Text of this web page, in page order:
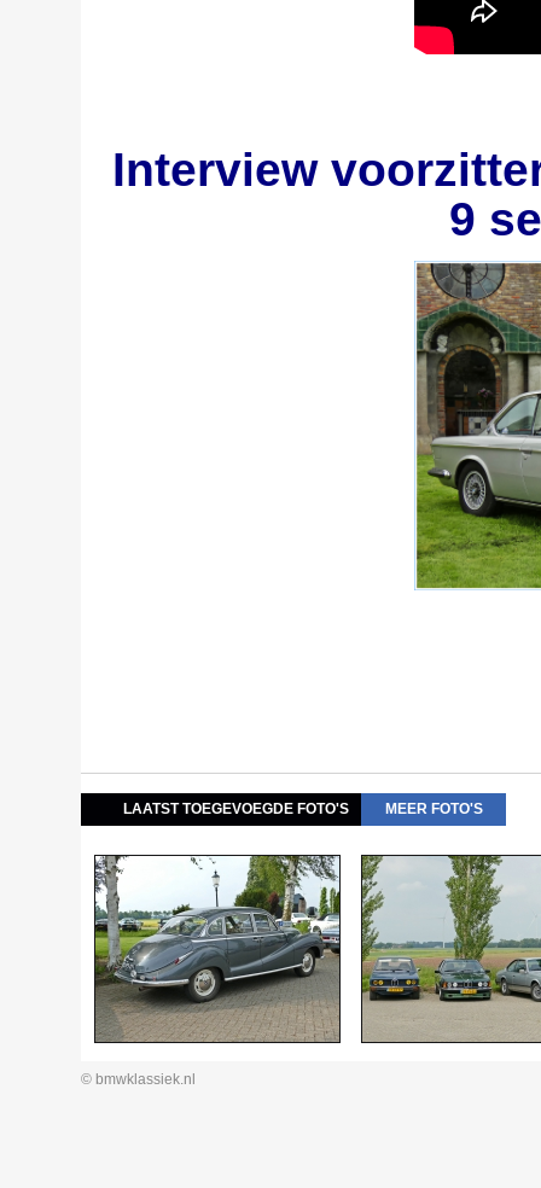
Interview
9
LAATST TOEGEVOEGDE FOTO'S MEER FOTO'S
© bmwklassiek.nl